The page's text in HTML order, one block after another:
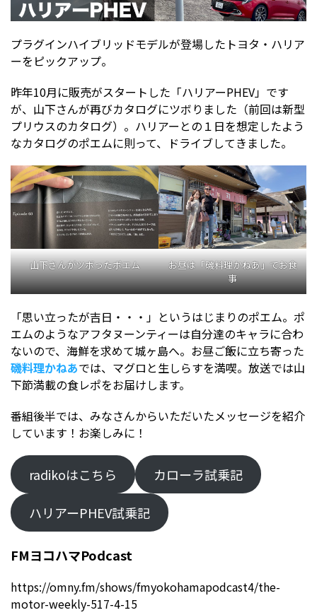
プラグインハイブリッドモデルが登場したトヨタ・ハリア
ーをピックアップ。
昨年10月に販売がスタートした「ハリアーPHEV」です
が、山下さんが再びカタログにツボりました（前回は新型
プリウスのカタログ）。ハリアーとの１日を想定したよう
なカタログのポエムに則って、ドライブしてきました。
山下さんがツボったポエム
お昼は「磯料理かねあ」でお食
事
「思い立ったが吉日・・・」というはじまりのポエム。ポ
エムのようなアフタヌーンティーは自分達のキャラに合わ
ないので、海鮮を求めて城ヶ島へ。お昼ご飯に立ち寄った
磯料理かねあでは、マグロと生しらすを満喫。放送では山
下節満載の食レポをお届けします。
番組後半では、みなさんからいただいたメッセージを紹介
しています！お楽しみに！
radikoはこちら カローラ試乗記
ハリアーPHEV試乗記
FMヨコハマPodcast
https://omny.fm/shows/fmyokohamapodcast4/the-
motor-weekly-517-4-15